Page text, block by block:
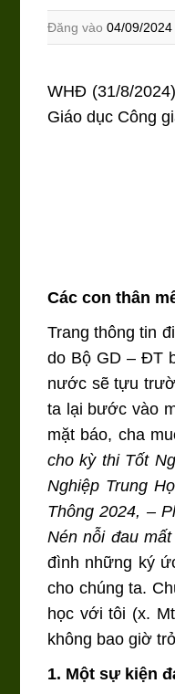
Đăng vào 04/09/2024
WHĐ (31/8/
Giáo dục Công
Các con thân
Trang thông tin
do Bộ GD – ĐT
nước sẽ tựu
ta lại bước vào
mặt báo, cha
cho kỳ thi Tốt
Nghiệp Trung
Thông 2024, –
Nén nỗi đau
đình những ký
cho chúng ta.
học với tôi (x.
không bao giờ
1. Một sự kiện